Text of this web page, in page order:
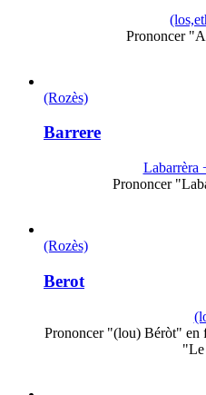
Prononcer
(Rozès)
Barrere
Labarrèra
Prononcer
(Rozès)
Berot
Prononcer "(lou) Béròt" en